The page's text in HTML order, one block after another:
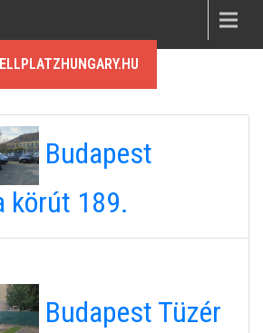
Budapest
körút 189.
Budapest Tüzér